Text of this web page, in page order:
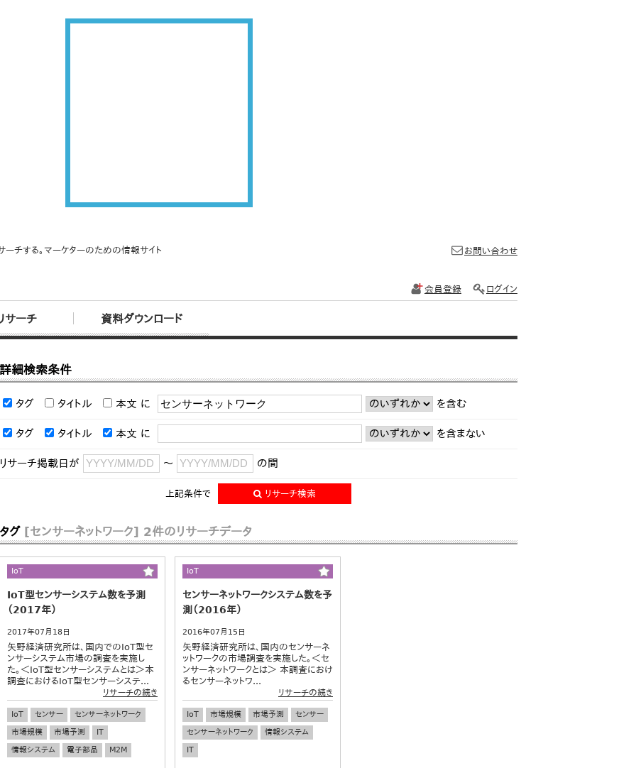
ーチする。マーケターのための情報サイト
サーチ 資料ダウンロード
お問い合わせ
会員登録 ログイン
詳細検索条件
タグ タイトル 本文 に を含む
タグ タイトル 本文 に を含まない
リサーチ掲載日が ～ の間
上記条件で リサーチ検索
タグ [センサーネットワーク] 2件のリサーチデータ
IoT
IoT型センサーシステム数を予測
（2017年）
2017年07月18日
矢野経済研究所は、国内でのIoT型セ
ンサーシステム市場の調査を実施し
た。＜IoT型センサーシステムとは＞本
調査におけるIoT型センサーシステ...
リサーチの続き
IoT センサー
センサーネットワーク
市場規模
市場予測
IT
情報システム
電子部品 M2M
IoT
センサーネットワークシステム数を予
測（2016年）
2016年07月15日
矢野経済研究所は、国内のセンサーネ
ットワークの市場調査を実施した。＜セ
ンサーネットワークとは＞ 本調査におけ
るセンサーネットワ...
リサーチの続き
IoT 市場規模 市場予測
センサー
センサーネットワーク
情報システム
IT